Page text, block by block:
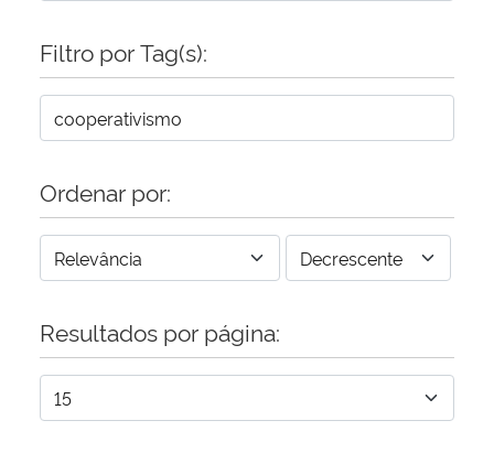
Filtro por Tag(s):
Ordenar por:
Resultados por página: